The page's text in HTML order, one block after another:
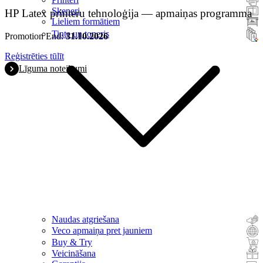
Skeneri
Lieliem formātiem
Tinte un toneris
Naudas atgriešana
Veco apmaiņa pret jauniem
Buy & Try
Veicināšana
HP Latex printeru tehnoloģija — apmaiņas programma
Promotion End:31.10.2026
Reģistrēties tūlīt
Līguma noteikumi